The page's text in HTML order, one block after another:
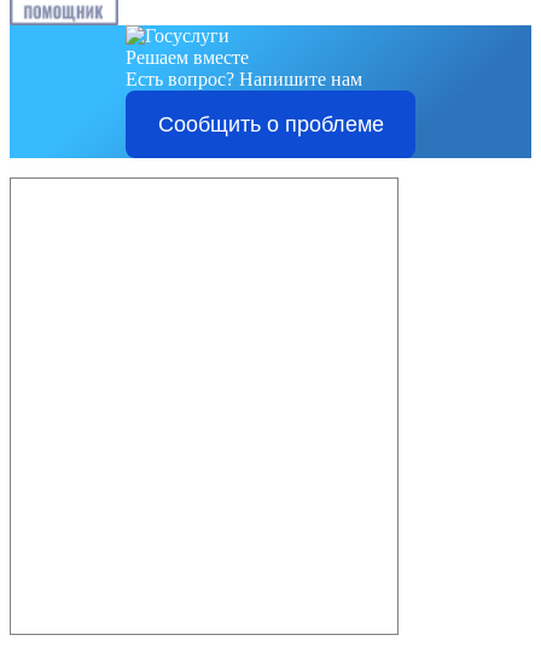
Решаем вместе
Есть вопрос? Напишите нам
Сообщить о проблеме